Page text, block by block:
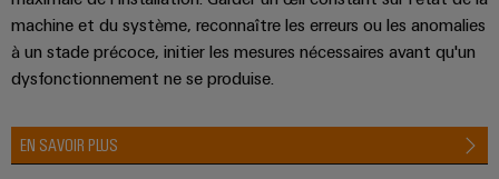
technique
de
raccordement
innovantes
appareils
Automatisation
industrielle
IoT
Sécurité
Amplificateurs
de
séparation
et
convertisseurs
de
pièces
de
rechange
Cours
de
Salons
et
événements
partenaire
de
gros
machine et du système, reconnaître les erreurs ou les anomalies
à un stade précoce, initier les mesures nécessaires avant qu'un
dysfonctionnement ne se produise.
EN SAVOIR PLUS